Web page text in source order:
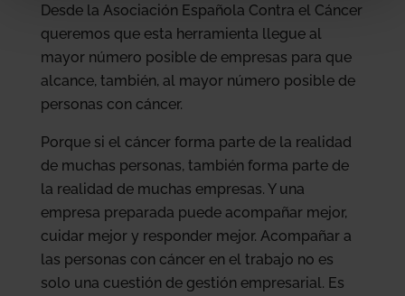
Desde la Asociación Española Contra el Cáncer
queremos que esta herramienta llegue al
mayor número posible de empresas para que
alcance, también, al mayor número posible de
personas con cáncer.
Porque si el cáncer forma parte de la realidad
de muchas personas, también forma parte de
la realidad de muchas empresas. Y una
empresa preparada puede acompañar mejor,
cuidar mejor y responder mejor. Acompañar a
las personas con cáncer en el trabajo no es
solo una cuestión de gestión empresarial. Es